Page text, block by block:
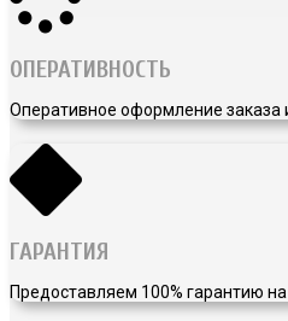
ОПЕРАТИВНОСТЬ
Оперативное оформление заказа
ГАРАНТИЯ
Предоставляем 100% гарантию